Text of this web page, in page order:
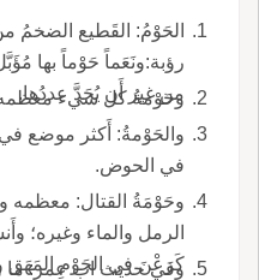
الحَوْمُ: القَطيع الضخمُ
رؤبة:ونَعَماً حَوْماً بها
من غير أَن يُحَدَّ عددُها.
وحَوْمةُ كل شيء معظمه
والحَوْمةُ: أَكثر موضع
في الحوض.
وحَوْمَةُ القتال: معظمه
الرمل والماء وغيره؛
كَرَعْنَ في الحَوْمِ المَهَق
وفي حديث اب عمر: ما